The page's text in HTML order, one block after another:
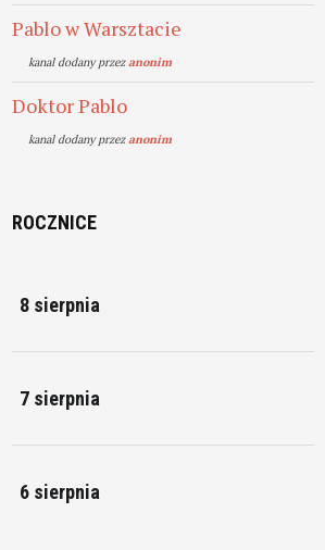
Pablo w Warsztacie
kanal dodany przezanonim
Doktor Pablo
kanal dodany przezanonim
ROCZNICE
8 sierpnia
7 sierpnia
6 sierpnia